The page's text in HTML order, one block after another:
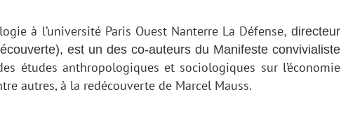
à l’université Paris Ouest Nanterre La Défense, directeur
est un des co-auteurs du Manifeste convivialiste
études anthropologiques et sociologiques sur l’économie
autres, à la redécouverte de Marcel Mauss.